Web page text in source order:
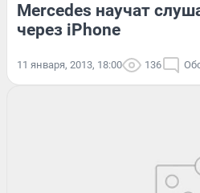
Mercedes научат
через iPhone
11 января, 2013, 18:00 136